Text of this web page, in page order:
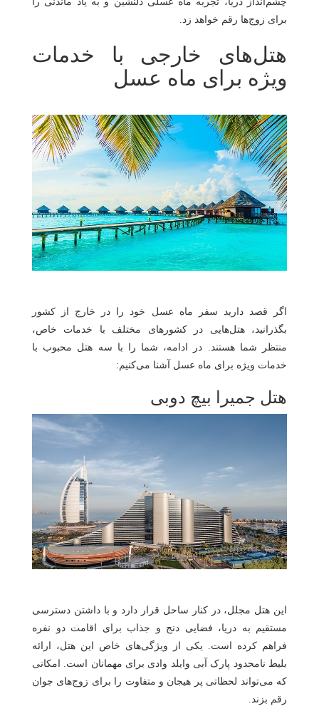
برای زوج‌ها رقم خواهد زد.
هتل‌های خارجی با خدمات
ویژه برای ماه عسل
اگر قصد دارید سفر ماه عسل خود را در خارج از کشور
بگذرانید، هتل‌هایی در کشورهای مختلف با خدمات خاص،
منتظر شما هستند. در ادامه، شما را با سه هتل محبوب با
خدمات ویژه برای ماه عسل آشنا می‌کنیم:
هتل جمیرا بیچ دوبی
این هتل مجلل، در کنار ساحل قرار دارد و با داشتن دسترسی
مستقیم به دریا، فضایی دنج و جذاب برای اقامت دو نفره
فراهم کرده است. یکی از ویژگی‌های خاص این هتل، ارائه
بلیط نامحدود پارک آبی وایلد وادی برای مهمانان است. امکانی
که می‌تواند لحظاتی پر هیجان و متفاوت را برای زوج‌های جوان
رقم بزند.